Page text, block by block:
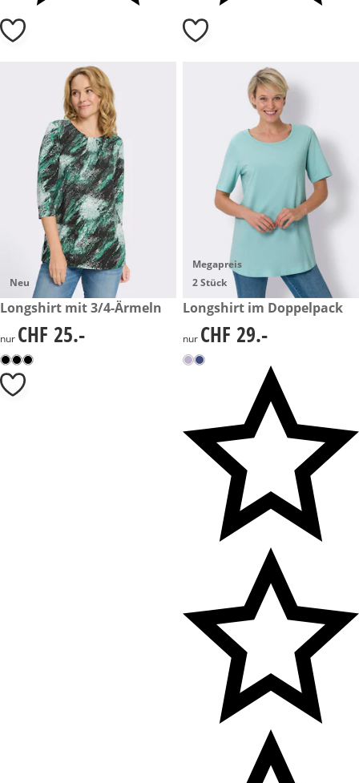
Neu
CHF 25.-
Longshirt mit 3/4-Ärmeln
CHF 25.-
nur CHF 25.-
Megapreis
2 Stück
CHF 29.-
Longshirt im Doppelpack
CHF 29.-
nur CHF 29.-